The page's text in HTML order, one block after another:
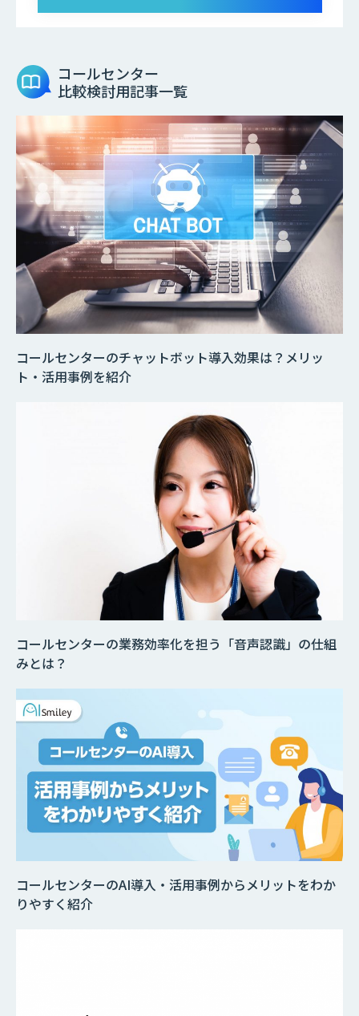
コールセンター
比較検討用記事一覧
コールセンターのAI導入・活用事例からメリットをわか
りやすく紹介
コールセンターの業務効率化を担う「音声認識」の仕組
みとは？
コールセンターのチャットボット導入効果は？メリッ
ト・活用事例を紹介